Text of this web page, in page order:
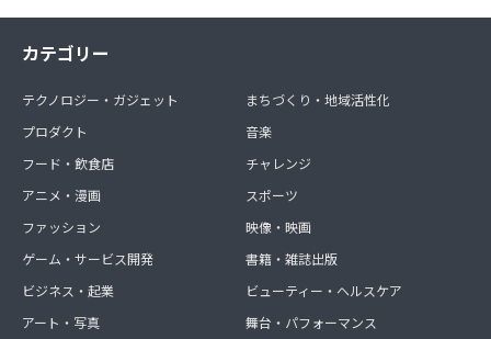
カテゴリー
テクノロジー・ガジェット
プロダクト
フード・飲食店
アニメ・漫画
ファッション
ゲーム・サービス開発
ビジネス・起業
アート・写真
まちづくり・地域活性化
音楽
チャレンジ
スポーツ
映像・映画
書籍・雑誌出版
ビューティー・ヘルスケア
舞台・パフォーマンス